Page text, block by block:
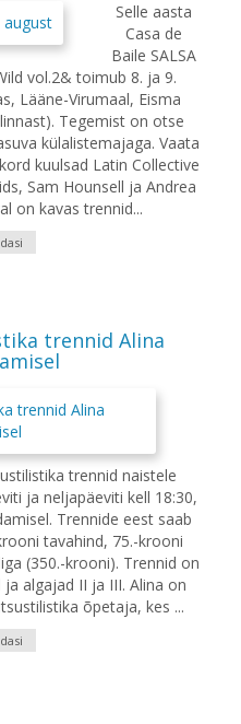
Selle aasta
Casa de
Baile SALSA
vol.2& toimub 8. ja 9.
Lääne-Virumaal, Eisma
Tegemist on otse
külalistemajaga. Vaata
kuulsad Latin Collective
Sam Hounsell ja Andrea
on kavas trennid...
trennid Alina
trennid naistele
ja neljapäeviti kell 18:30,
Trennide eest saab
tavahind, 75.-krooni
(350.-krooni). Trennid on
algajad II ja III. Alina on
õpetaja, kes ...